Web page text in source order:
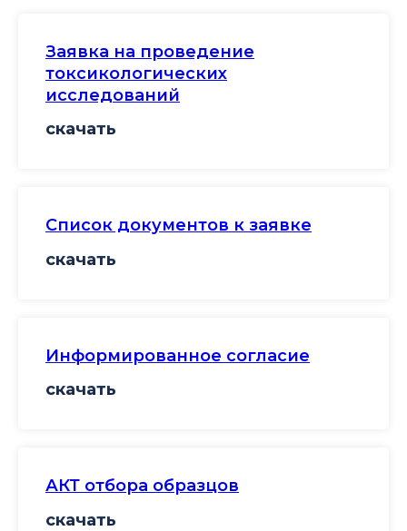
Заявка на проведение
токсикологических
исследований
скачать
Список документов к заявке
скачать
Информированное согласие
скачать
АКТ отбора образцов
скачать